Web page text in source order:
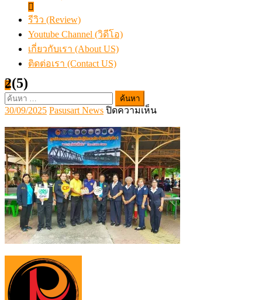
รีวิว (Review)
Youtube Channel (วิดีโอ)
เกี่ยวกับเรา (About US)
ติดต่อเรา (Contact US)
ค้นหา
สำหรับ:
2(5)
Posted
on
30/09/2025Author
Pasusart News ปิดความเห็นบน